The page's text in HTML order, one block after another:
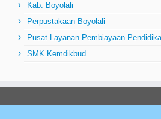
Kab. Boyolali
Perpustakaan Boyolali
Pusat Layanan Pembiayaan
SMK.Kemdikbud